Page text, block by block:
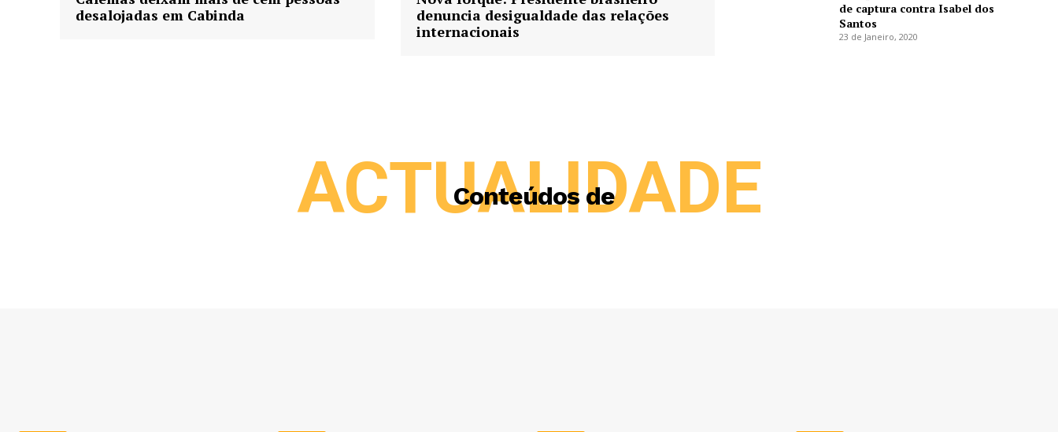
desalojadas em Cabinda
denuncia desigualdade das relações
internacionais
de captura contra Isabel dos
Santos
23 de Janeiro, 2020
Conteúdos de
ACTUALIDADE